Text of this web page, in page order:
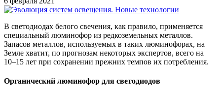
В светодиодах белого свечения, как правило, применяется
специальный люминофор из редкоземельных металлов.
Запасов металлов, используемых в таких люминофорах, на
Земле хватит, по прогнозам некоторых экспертов, всего на
10–15 лет при сохранении прежних темпов их потребления.
Органический люминофор для светодиодов